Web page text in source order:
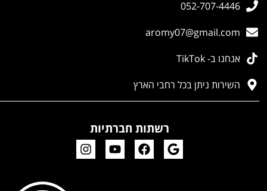
052-707-4446
aromy07@gmail.com
אנחנו ב- TikTok
השירות ניתן בכל רחבי הארץ
רשתות חברתיות